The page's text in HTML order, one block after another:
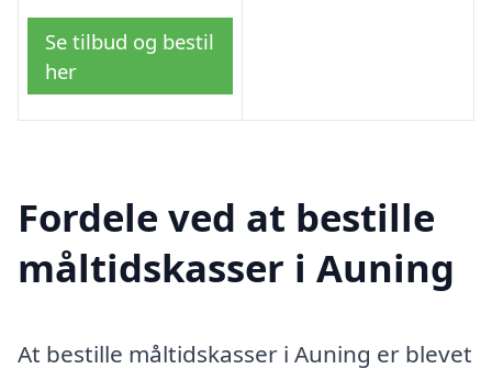
Se tilbud og bestil
her
Fordele ved at bestille
måltidskasser i Auning
At bestille måltidskasser i Auning er blevet